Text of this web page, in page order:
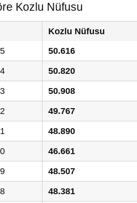
Kozlu Nüfusu
Kozlu Nüfusu
50.616
50.820
50.908
49.767
48.890
46.661
48.507
48.381